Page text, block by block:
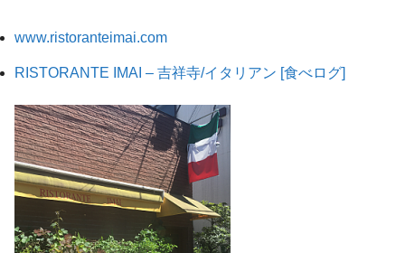
www.ristoranteimai.com
RISTORANTE IMAI – 吉祥寺/イタリアン [食べログ]